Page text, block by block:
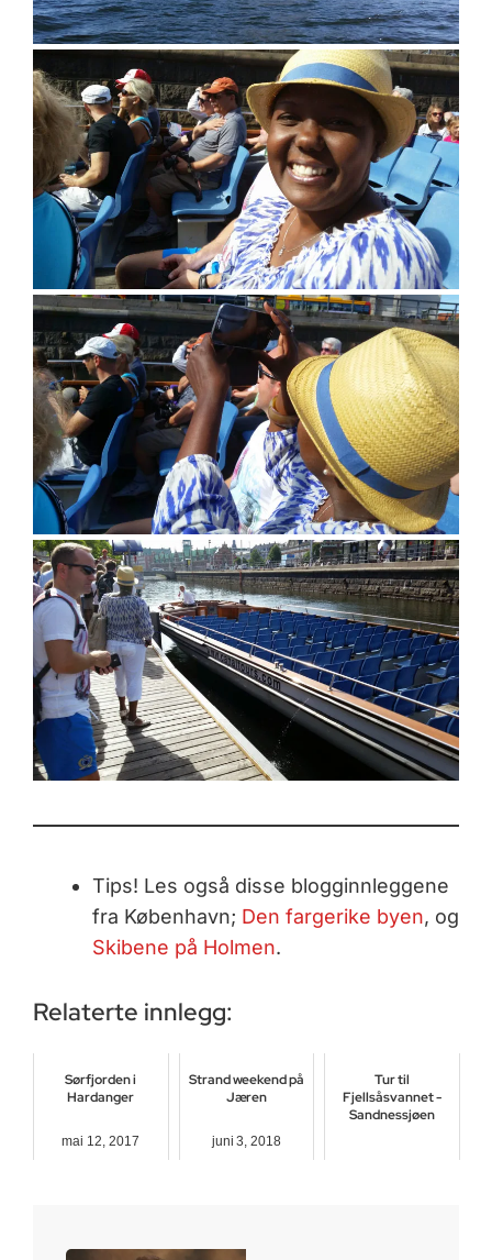
Tips! Les også disse blogginnleggene
fra København; Den fargerike byen, og
Skibene på Holmen.
Relaterte innlegg:
Sørfjorden i
Hardanger
mai 12, 2017
Strand weekend på
Jæren
juni 3, 2018
Tur til
Fjellsåsvannet -
Sandnessjøen